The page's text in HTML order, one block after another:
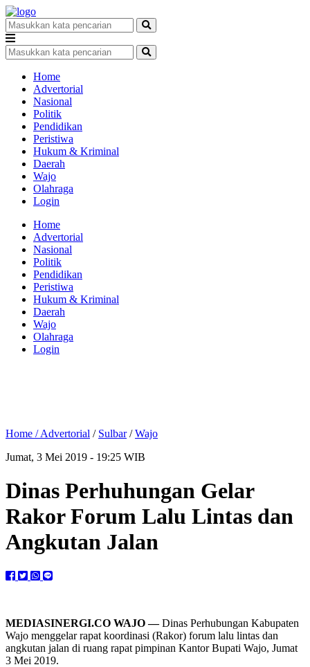
Home
Advertorial
Nasional
Politik
Pendidikan
Peristiwa
Hukum & Kriminal
Daerah
Wajo
Olahraga
Login
Home
Advertorial
Nasional
Politik
Pendidikan
Peristiwa
Hukum & Kriminal
Daerah
Wajo
Olahraga
Login
Home /Advertorial / Sulbar/Wajo
Jumat, 3 Mei 2019 - 19:25 WIB
Dinas Perhuhungan Gelar
Rakor Forum Lalu Lintas dan
Angkutan Jalan
MEDIASINERGI.CO WAJO —Dinas Perhubungan Kabupaten
Wajo menggelar rapat koordinasi (Rakor) forum lalu lintas dan
angkutan jalan di ruang rapat pimpinan Kantor Bupati Wajo, Jumat
3 Mei 2019.